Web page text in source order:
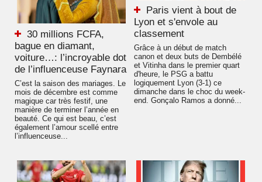
30 millions FCFA,
bague en diamant,
voiture…: l’incroyable dot
de l’influenceuse Faynara
C’est la saison des mariages. Le
mois de décembre est comme
magique car très festif, une
manière de terminer l’année en
beauté. Ce qui est beau, c’est
également l’amour scellé entre
l’influenceuse...
Paris vient à bout de
Lyon et s'envole au
classement
Grâce à un début de match
canon et deux buts de Dembélé
et Vitinha dans le premier quart
d'heure, le PSG a battu
logiquement Lyon (3-1) ce
dimanche dans le choc du week-
end. Gonçalo Ramos a donné...